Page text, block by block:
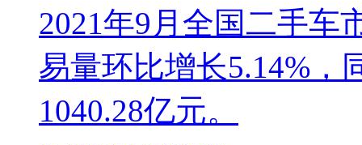
2021年9月全国二手车
易量环比增长5.14%，
1040.28亿元。